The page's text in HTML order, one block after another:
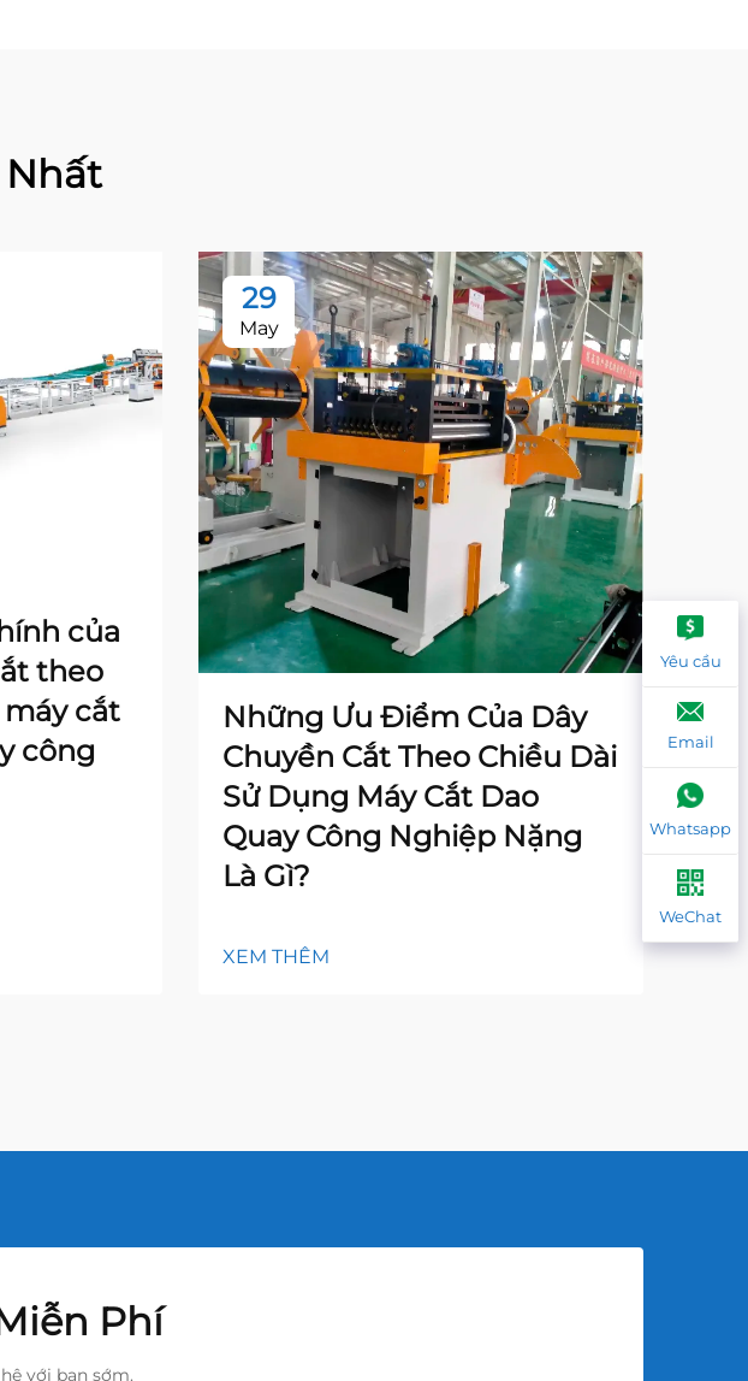
Nhất
của
theo
cắt
công
29
May
Những Ưu Điểm Của Dây
Chuyền Cắt Theo Chiều Dài
Sử Dụng Máy Cắt Dao
Quay Công Nghiệp Nặng
Là Gì?
XEM THÊM
Phí
với bạn sớm.
Yêu cầu
Email
Whatsapp
WeChat